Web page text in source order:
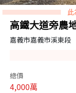
高鐵大道旁農
嘉義市嘉義市溪東段
總價
4,000萬